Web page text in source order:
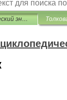
Лингвистический энциклопедический словарь